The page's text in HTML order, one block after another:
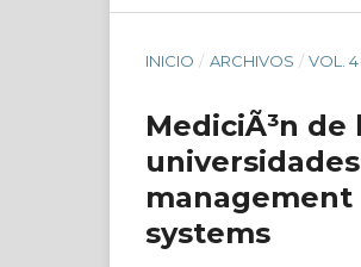
INICIO / ARCHIVOS / VOL. 4
MediciÃ³n de
systems